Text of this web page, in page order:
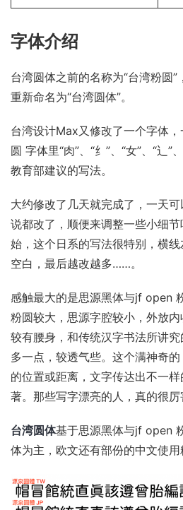
字体介绍
台湾圆体之前的名称为“台湾粉圆
重新命名为“台湾圆体”。
台湾设计Max又修改了一个字体
圆 字体里“肉”、“纟”、“女”、“辶”
教育部建议的写法。
大约修改了几天就完成了，一天
说都改了，顺便来调整一些小细
始，这个日系的写法很特别，横
空白，最后越改越多……。
感触最大的是思源黑体与jf open
粉圆较大，思源字腔较小，外放
较有腰身，和传统汉字书法所讲
多一点，较透气些。这个满神奇
的位置或距离，文字传达出不一
著。那些写字漂亮的人，真的很厉
台湾圆体基于思源黑体与jf open
体为主，欧文还有部份的中文使用